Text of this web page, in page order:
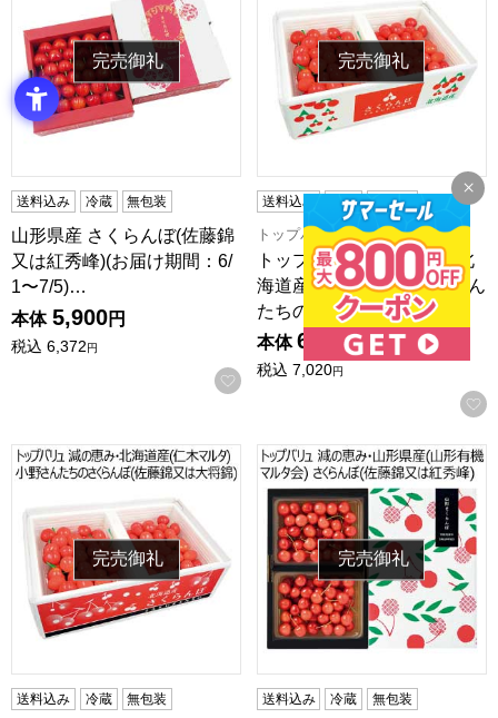
完売御礼
送料込み 冷蔵 無包装
山形県産 さくらんぼ(佐藤錦
又は紅秀峰)(お届け期間：6/
1〜7/5)…
本体 5,900円
税込 6,372円
お気に入りに登録する
完売御礼
送料込み 冷蔵 無包装
トップバリュ 減の恵み
トップバリュ 減の恵み・北
海道産(仁木マルタ) 小野さん
たちのさくらん…
本体 6,500円
税込 7,020円
トップバリュ 減の恵み・北海道産(仁木マルタ) 小野さんた
完売御礼
送料込み 冷蔵 無包装
トップバリュ 減の恵み・山
完売御礼
送料込み 冷蔵 無包装